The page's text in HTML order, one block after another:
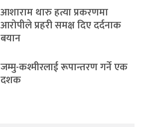
आशाराम थारु हत्या प्रकरणमा
आरोपीले प्रहरी समक्ष दिए दर्दनाक
बयान
जम्मु-कश्मीरलाई रूपान्तरण गर्ने एक
दशक